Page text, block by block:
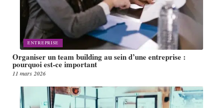
ENTREPRISE
Organiser un team building au sein d’une entreprise :
pourquoi est-ce important
11 mars 2026